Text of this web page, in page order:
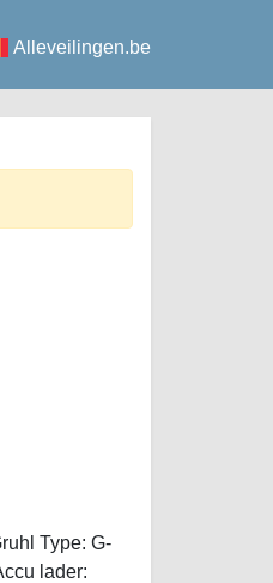
Alleveilingen.be
Type: G-
lader: